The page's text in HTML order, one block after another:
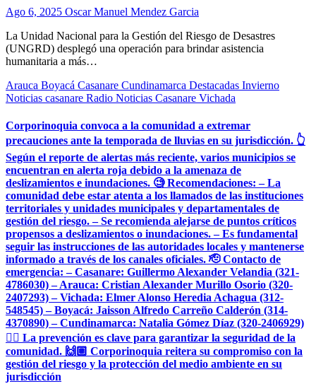
Ago 6, 2025 Oscar Manuel Mendez Garcia
La Unidad Nacional para la Gestión del Riesgo de Desastres
(UNGRD) desplegó una operación para brindar asistencia
humanitaria a más…
Arauca Boyacá Casanare Cundinamarca Destacadas Invierno
Noticias casanare Radio Noticias Casanare Vichada
Corporinoquia convoca a la comunidad a extremar
precauciones ante la temporada de lluvias en su jurisdicción. 👆
Según el reporte de alertas más reciente, varios municipios se
encuentran en alerta roja debido a la amenaza de
deslizamientos e inundaciones. 🧐 Recomendaciones: – La
comunidad debe estar atenta a los llamados de las instituciones
territoriales y unidades municipales y departamentales de
gestión del riesgo. – Se recomienda alejarse de puntos críticos
propensos a deslizamientos o inundaciones. – Es fundamental
seguir las instrucciones de las autoridades locales y mantenerse
informado a través de los canales oficiales. 🫡 Contacto de
emergencia: – Casanare: Guillermo Alexander Velandia (321-
4786030) – Arauca: Cristian Alexander Murillo Osorio (320-
2407293) – Vichada: Elmer Alonso Heredia Achagua (312-
548545) – Boyacá: Jaisson Alfredo Carreño Calderón (314-
4370890) – Cundinamarca: Natalia Gómez Díaz (320-2406929)
👉🏼 La prevención es clave para garantizar la seguridad de la
comunidad. 🙌🏼 Corporinoquia reitera su compromiso con la
gestión del riesgo y la protección del medio ambiente en su
jurisdicción